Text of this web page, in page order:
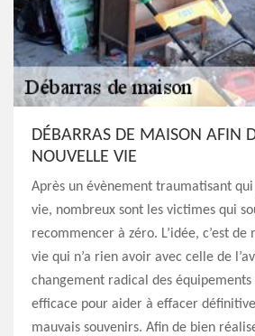
DÉBARRAS DE MAISON AFIN
NOUVELLE VIE
Après un évènement traumatisant
vie, nombreux sont les victimes qui
recommencer à zéro. L’idée, c’est
vie qui n’a rien avoir avec celle de
changement radical des
efficace pour aider à effacer
mauvais souvenirs. Afin de bien